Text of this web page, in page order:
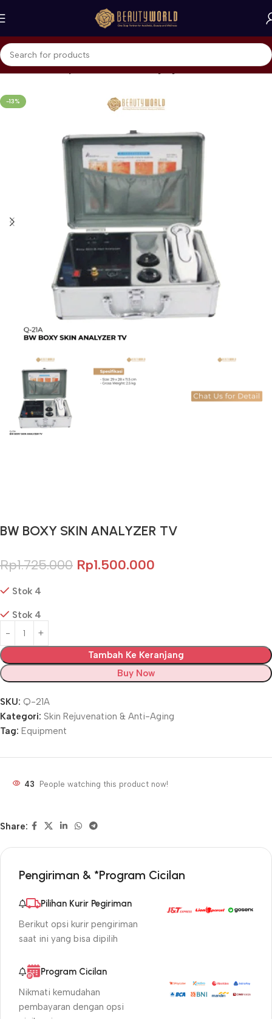
Beranda Skin Rejuvenation & Anti-Aging
-13%
BW BOXY SKIN ANALYZER TV
Rp1.725.000 Rp1.500.000
Stok 4
Stok 4
Tambah Ke Keranjang
Buy Now
SKU: Q-21A
Kategori: Skin Rejuvenation & Anti-Aging
Tag: Equipment
43 People watching this product now!
Share:
Pengiriman & *Program Cicilan
Pilihan Kurir Pegiriman
Berikut opsi kurir pengiriman
saat ini yang bisa dipilih
Program Cicilan
Nikmati kemudahan
pembayaran dengan opsi